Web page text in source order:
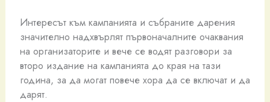
Интересът към кампанията и събраните дарения
значително надхвърлят първоначалните очаквания
на организаторите и вече се водят разговори за
второ издание на кампанията до края на тази
година, за да могат повече хора да се включат и да
дарят.